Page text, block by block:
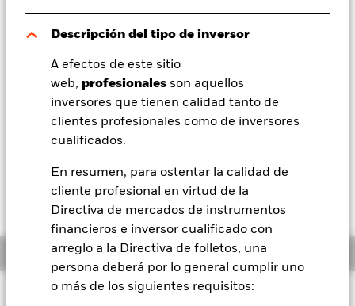
Descripción del tipo de inversor
A efectos de este sitio
web, profesionales son aquellos
inversores que tienen calidad tanto de
clientes profesionales como de inversores
cualificados.
En resumen, para ostentar la calidad de
cliente profesional en virtud de la
Directiva de mercados de instrumentos
financieros e inversor cualificado con
arreglo a la Directiva de folletos, una
persona deberá por lo general cumplir uno
o más de los siguientes requisitos:
España
Change location
BlackRock
iShares
Nuestra compañía
EUR 116,57
Variación del valor liquidativo a 06 ago 2026
EUR -0,01 (-0,01%)
Morningstar Rating
Información general
Filosofía de inversión